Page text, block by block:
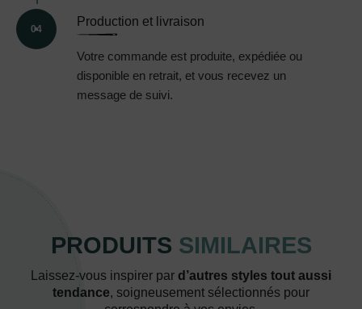
04
Production et livraison
Votre commande est produite, expédiée ou
disponible en retrait, et vous recevez un
message de suivi.
PRODUITS SIMILAIRES
Laissez-vous inspirer par d’autres styles tout aussi
tendance, soigneusement sélectionnés pour